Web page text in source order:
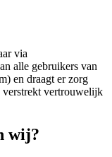
via
alle gebruikers van
en draagt er zorg
verstrekt vertrouwelijk
wij?